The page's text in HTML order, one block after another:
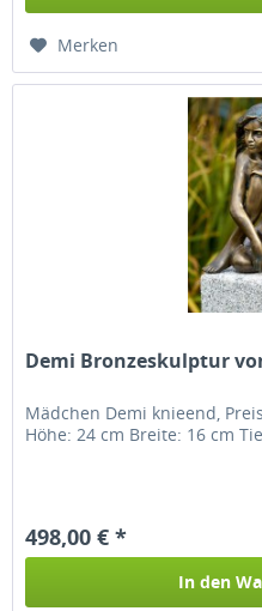
Merken
Demi Bronzeskulptur
Mädchen Demi knieend,
Höhe: 24 cm Breite: 16 cm
498,00 € *
In den